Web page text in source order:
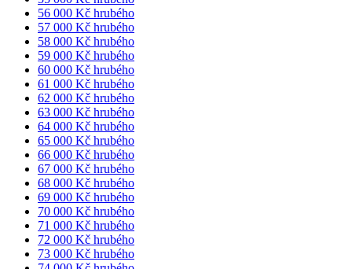
56 000 Kč hrubého
57 000 Kč hrubého
58 000 Kč hrubého
59 000 Kč hrubého
60 000 Kč hrubého
61 000 Kč hrubého
62 000 Kč hrubého
63 000 Kč hrubého
64 000 Kč hrubého
65 000 Kč hrubého
66 000 Kč hrubého
67 000 Kč hrubého
68 000 Kč hrubého
69 000 Kč hrubého
70 000 Kč hrubého
71 000 Kč hrubého
72 000 Kč hrubého
73 000 Kč hrubého